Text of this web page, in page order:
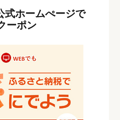
式ホームぺージで
ーポン